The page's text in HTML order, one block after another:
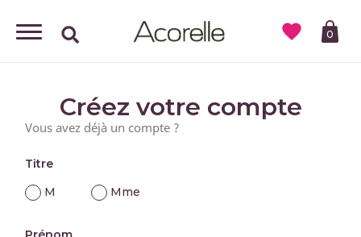
0

Créez votre compte
Vous avez déjà un compte ?
Titre
M
Mme